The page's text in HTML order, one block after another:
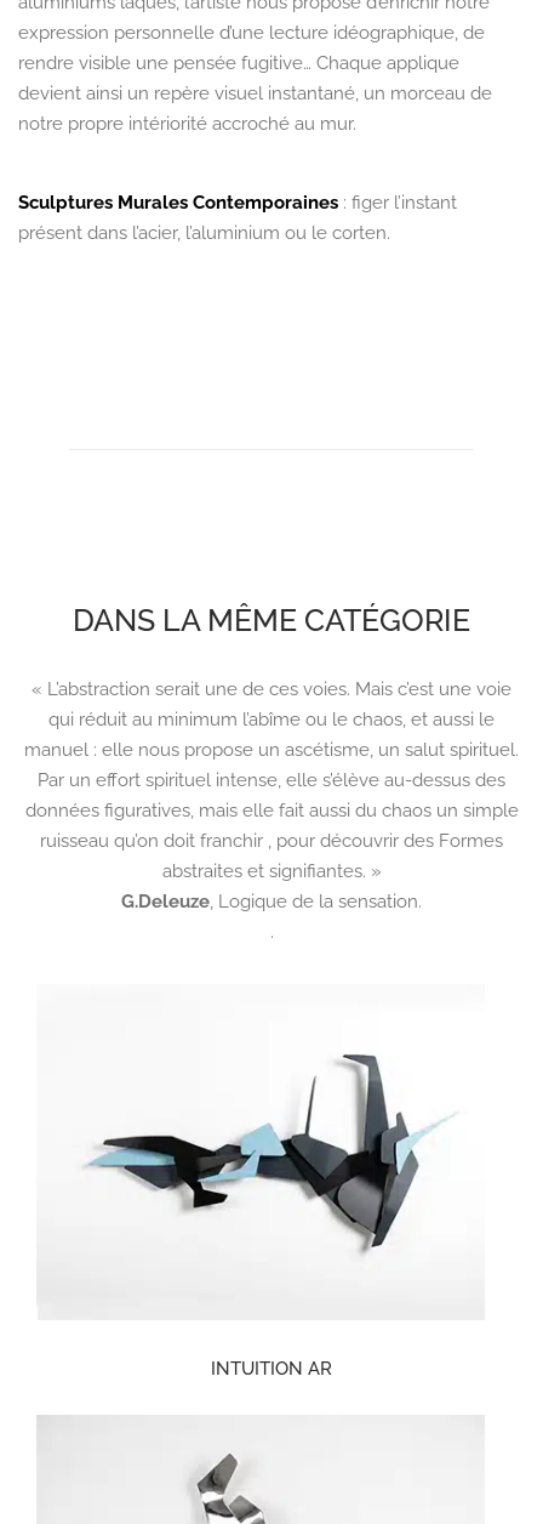
expression personnelle d’une lecture idéographique, de
rendre visible une pensée fugitive… Chaque applique
devient ainsi un repère visuel instantané, un morceau de
notre propre intériorité accroché au mur.
Sculptures Murales Contemporaines : figer l’instant
présent dans l’acier, l’aluminium ou le corten.
DANS LA MÊME CATÉGORIE
« L’abstraction serait une de ces voies. Mais c’est une voie
qui réduit au minimum l’abîme ou le chaos, et aussi le
manuel : elle nous propose un ascétisme, un salut spirituel.
Par un effort spirituel intense, elle s’élève au-dessus des
données figuratives, mais elle fait aussi du chaos un simple
ruisseau qu’on doit franchir , pour découvrir des Formes
abstraites et signifiantes. »
G.Deleuze, Logique de la sensation.
.
INTUITION AR